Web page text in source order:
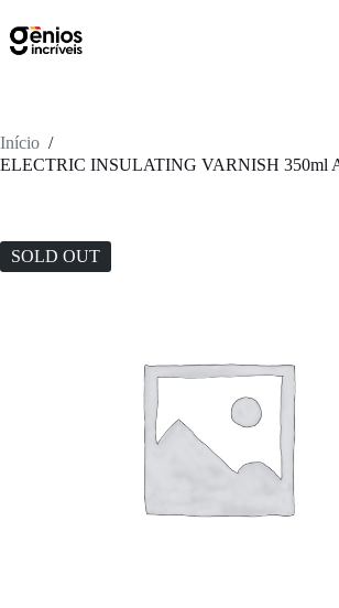
Início /
ELECTRIC INSULATING VARNISH 350ml
SOLD OUT